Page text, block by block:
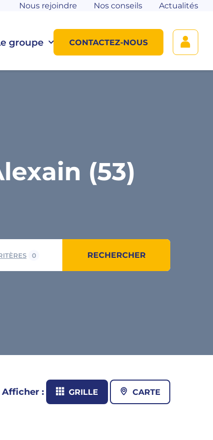
groupe
Nous rejoindre Nos conseils Actualités
CONTACTEZ-NOUS
(53)
0 RECHERCHER
Afficher : GRILLE CARTE